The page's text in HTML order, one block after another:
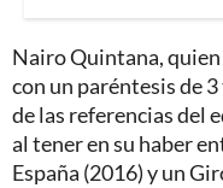
Nairo Quintana,
con un paréntesis de
de las referencias del
al tener en su haber
España (2016) y un